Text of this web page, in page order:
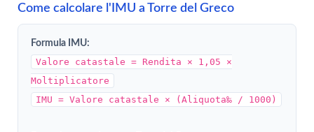
Come calcolare l'IMU a Torre del Greco
Formula IMU:
Valore catastale = Rendita × 1,05 ×
Moltiplicatore
IMU = Valore catastale × (Aliquota‰ / 1000)